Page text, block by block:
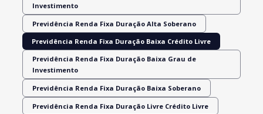
Investimento
Previdência Renda Fixa Duração Alta Soberano
Previdência Renda Fixa Duração Baixa Crédito Livre
Previdência Renda Fixa Duração Baixa Grau de
Investimento
Previdência Renda Fixa Duração Baixa Soberano
Previdência Renda Fixa Duração Livre Crédito Livre